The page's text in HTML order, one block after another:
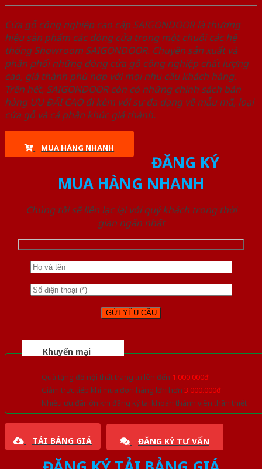
Cửa gỗ công nghiệp cao cấp SAIGONDOOR là thương
hiệu sản phẩm các dòng cửa trong một chuỗi các hệ
thống Showroom SAIGONDOOR. Chuyên sản xuất và
phân phối những dòng cửa gỗ công nghiệp chất lượng
cao, giá thành phù hợp với mọi nhu cầu khách hàng.
Trên hết, SAIGONDOOR còn có những chính sách bán
hàng ƯU ĐÃI CAO đi kèm với sự đa dạng về mẫu mã, loại
cửa gỗ và cả phân khúc giá thành.
MUA HÀNG NHANH
ĐĂNG KÝ
MUA HÀNG NHANH
Chúng tôi sẽ liên lạc lại với quý khách trong thời
gian ngắn nhất
Khuyến mại
Quà tặng đồ nội thất trang trí lên đến 1.000.000đ
Giảm trực tiếp khi mua đơn hàng lớn hơn 3.000.000đ
Nhiều ưu đãi lớn khi đăng ký tài khoản thành viên thân thiết
TẢI BẢNG GIÁ ĐĂNG KÝ TƯ VẤN